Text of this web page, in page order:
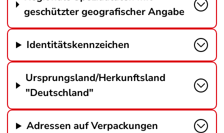
geschützter geografischer Angabe
Identitätskennzeichen
Ursprungsland/Herkunftsland
"Deutschland"
Adressen auf Verpackungen